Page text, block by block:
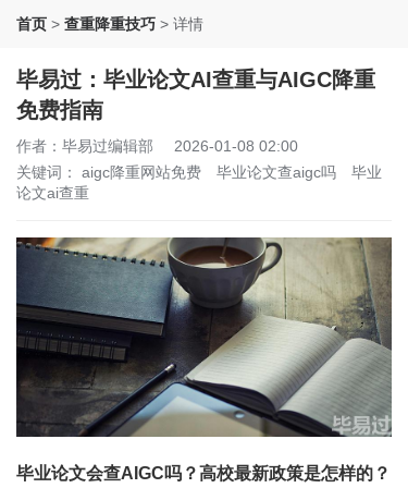
首页 > 查重降重技巧 > 详情
毕易过：毕业论文AI查重与AIGC降重
免费指南
作者：毕易过编辑部
2026-01-08 02:00
关键词： aigc降重网站免费 毕业论文查aigc吗
毕业
论文ai查重
毕业论文会查AIGC吗？高校最新政策是怎样的？